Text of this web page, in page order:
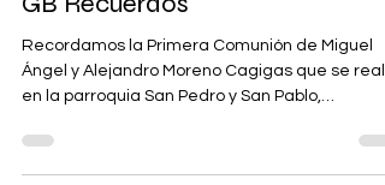
GB Magazine
GB Recuerdos
Recordamos la Primera Comunión de Miguel